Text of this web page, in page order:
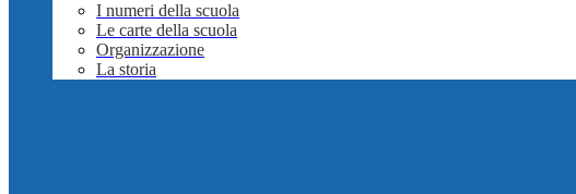
I numeri della scuola
Le carte della scuola
Organizzazione
La storia